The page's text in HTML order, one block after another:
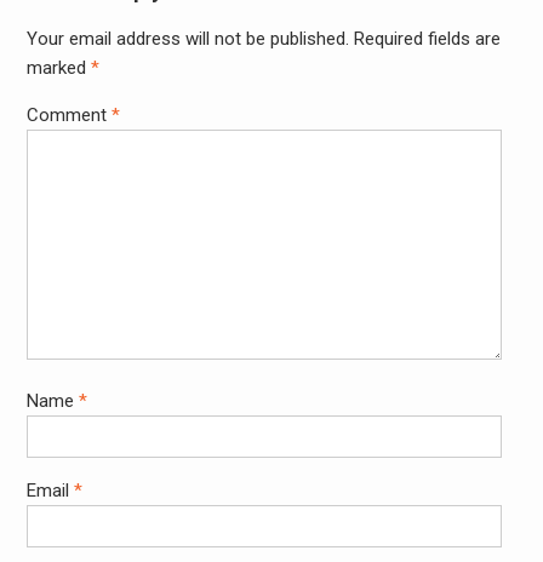
Your email address will not be published. Required fields are
marked *
Comment *
Name *
Email *